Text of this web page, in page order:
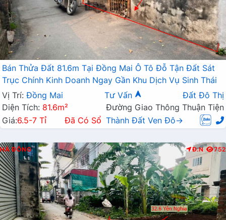
Bán Thửa Đất 81.6m Tại Đồng Mai Ô Tô Đỗ Tận Đất Sát
Trục Chính Kinh Doanh Ngay Gần Khu Dịch Vụ Sinh Thái
Vị Trí: Đồng Mai Tư Vấn
Đất Đô Thị
Diện Tích: 81.6m²
Đường Giao Thông Thuận Tiện
Giá:6.5-7 Tỉ Đã Có Sổ Thành Đất Ven Đô→
HÀ ĐÔNG Đ.N 752